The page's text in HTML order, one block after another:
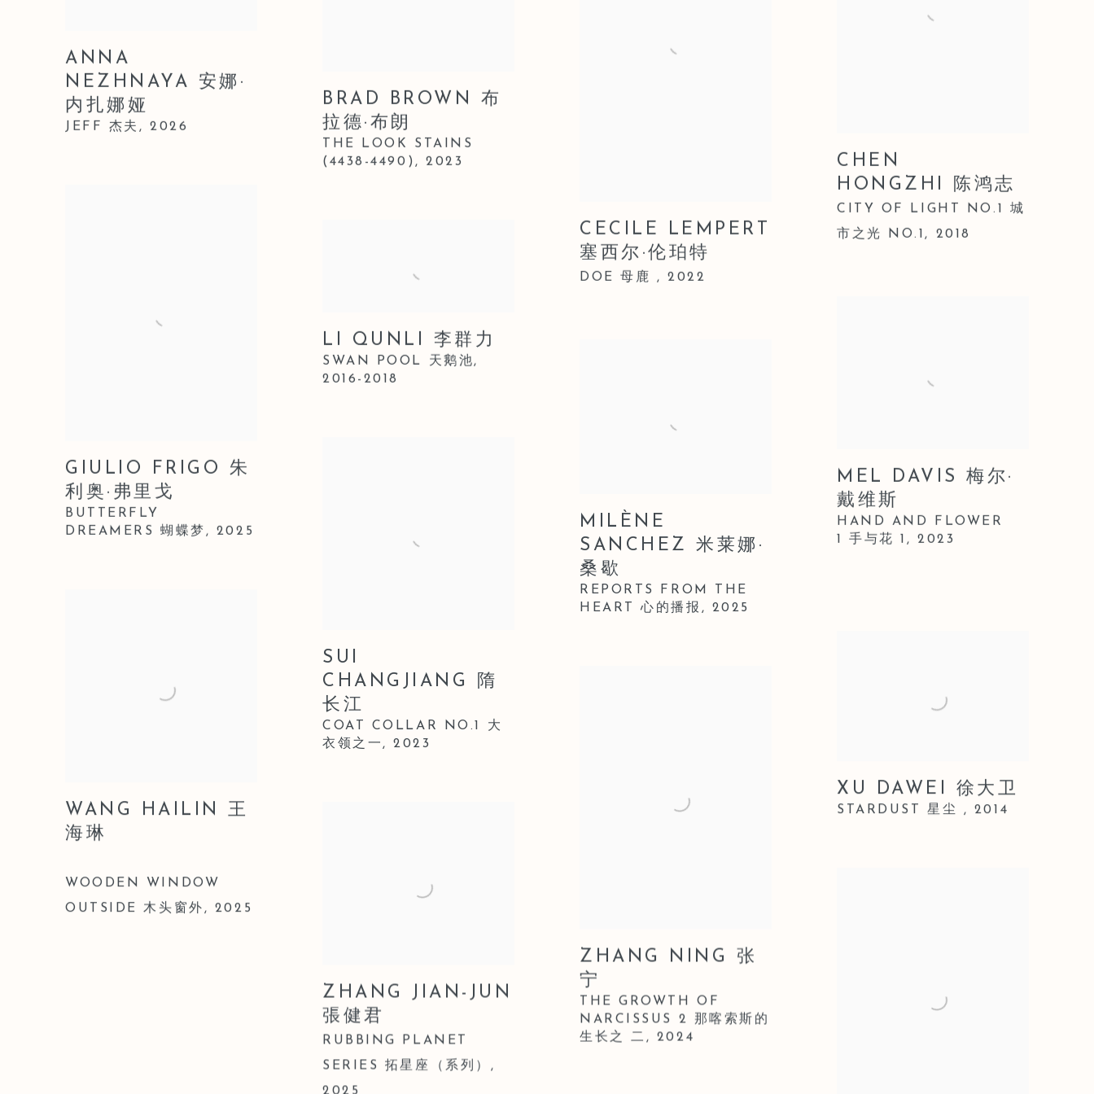
ANNA
NEZHNAYA 安娜·
内扎娜娅
JEFF 杰夫 ,2026
GIULIO FRIGO 朱
利奥·弗里戈
BUTTERFLY
DREAMERS 蝴蝶梦,
2025
WANG HAILIN 王
海琳
WOODEN WINDOW
OUTSIDE 木头窗外 , 2025
BRAD BROWN 布
拉德·布朗
THE LOOK STAINS
(4438-4490), 2023
LI QUNLI 李群力
SWAN POOL 天鹅池,
2016-2018
SUI
CHANGJIANG 隋
长江
COAT COLLAR NO.1 大
衣领之一,
2023
ZHANG JIAN-JUN
張健君
RUBBING PLANET
SERIES 拓星座（系列） ,
2025
CECILE LEMPERT
塞西尔·伦珀特
DOE 母鹿 ,2022
MILÈNE
SANCHEZ 米莱娜·
桑歇
REPORTS FROM THE
HEART 心的播报 , 2025
ZHANG NING 张
宁
THE GROWTH OF
NARCISSUS 2 那喀索斯的
生长之 二, 2024
CHEN
HONGZHI 陈鸿志
CITY OF LIGHT NO.1 城
市之光 NO.1, 2018
MEL DAVIS 梅尔·
戴维斯
HAND AND FLOWER
1 手与花
1 ,2023
XU DAWEI 徐大卫
STARDUST 星尘 , 2014